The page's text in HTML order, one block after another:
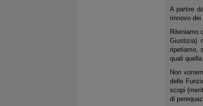
A partire
rinnovo
Riteniamo
Giustizia)
ripetiamo,
quali
Non
delle
scopi
di